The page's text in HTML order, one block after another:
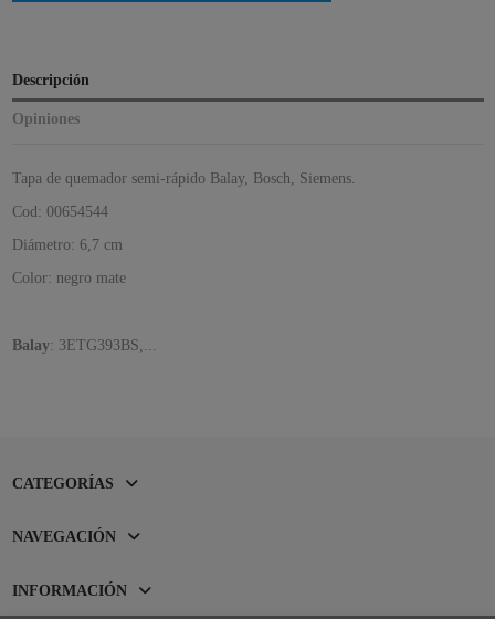
Descripción
Opiniones
Tapa de quemador semi-rápido Balay, Bosch, Siemens.
Cod: 00654544
Diámetro: 6,7 cm
Color: negro mate
Balay: 3ETG393BS,...
CATEGORÍAS
NAVEGACIÓN
INFORMACIÓN